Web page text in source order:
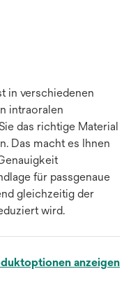
in verschiedenen
intraoralen
das richtige Material
Das macht es Ihnen
für passgenaue
gleichzeitig der
wird.
anzeigen